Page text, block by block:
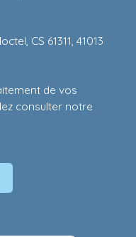
CS 61311, 41013
de vos
consulter notre